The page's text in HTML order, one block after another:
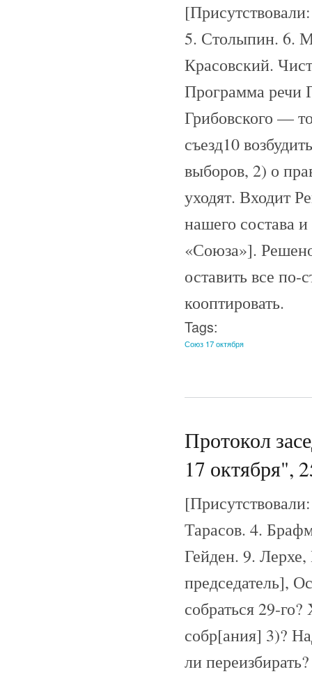
5. Столыпин. 6.
Красовский.
Программа речи
Грибовского —
съезд10
выборов, 2) о
уходят. Входит
нашего состава
«Союза»].
оставить все по-
кооптировать.
Tags:
Союз 17 октября
Протокол
17 октября",
Тарасов. 4.
Гейден. 9.
председатель],
собраться 29-
собр[ания] 3)?
ли